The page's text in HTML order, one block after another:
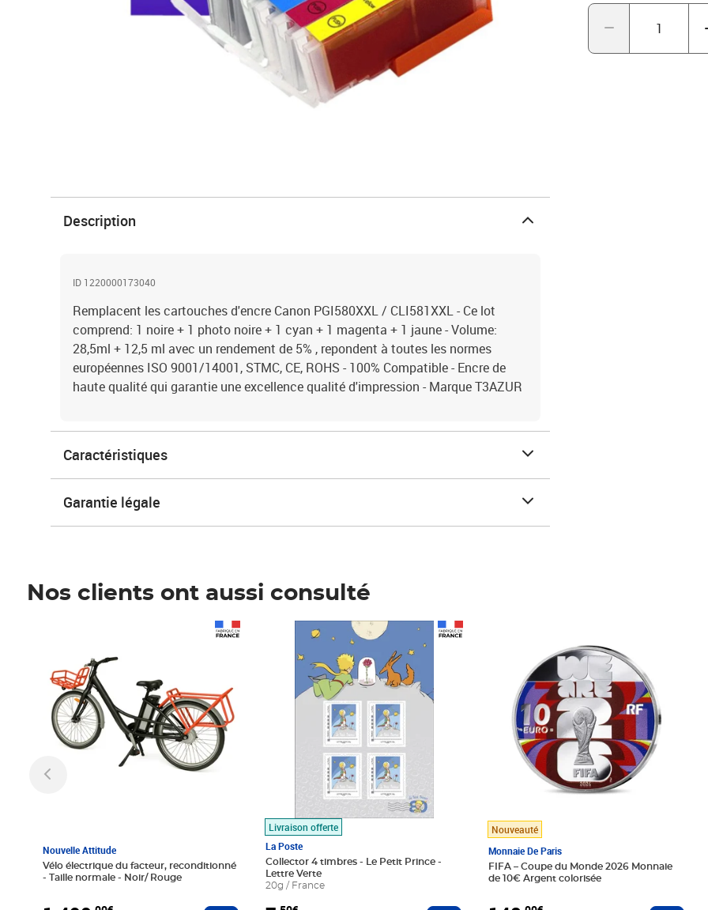
Description
ID 1220000173040
Remplacent les cartouches d'encre Canon PGI580XXL / CLI581XXL - Ce lot
comprend: 1 noire + 1 photo noire + 1 cyan + 1 magenta + 1 jaune - Volume:
28,5ml + 12,5 ml avec un rendement de 5% , repondent à toutes les normes
européennes ISO 9001/14001, STMC, CE, ROHS - 100% Compatible - Encre de
haute qualité qui garantie une excellence qualité d'impression - Marque T3AZUR
Caractéristiques
Garantie légale
Nos clients ont aussi consulté
Nouvelle Attitude
Vélo électrique du facteur, reconditionné
- Taille normale - Noir/ Rouge
Livraison offerte
La Poste
Collector 4 timbres - Le Petit Prince -
Lettre Verte
20g / France
Prix 7,50€
Nouveauté
Monnaie De Paris
FIFA – Coupe du Monde 2026 Monnaie
de 10€ Argent colorisée